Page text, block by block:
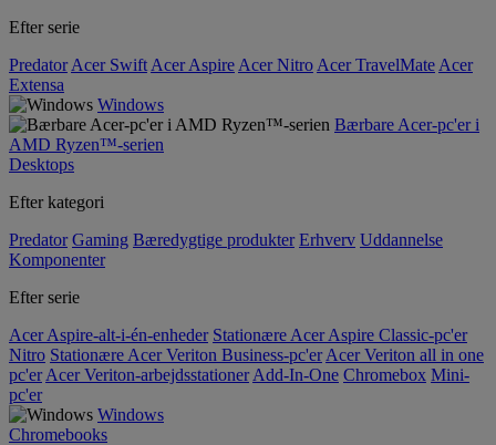
Efter serie
Predator Acer Swift Acer Aspire Acer Nitro Acer TravelMate Acer
Extensa
Windows
Bærbare Acer-pc'er i
AMD Ryzen™-serien
Desktops
Efter kategori
Predator Gaming Bæredygtige produkter Erhverv Uddannelse
Komponenter
Efter serie
Acer Aspire-alt-i-én-enheder Stationære Acer Aspire Classic-pc'er
Nitro Stationære Acer Veriton Business-pc'er Acer Veriton all in one
pc'er Acer Veriton-arbejdsstationer Add-In-One Chromebox Mini-
pc'er
Windows
Chromebooks